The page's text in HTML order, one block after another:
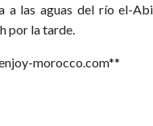
a las aguas del río el-
por la tarde.
morocco.com**